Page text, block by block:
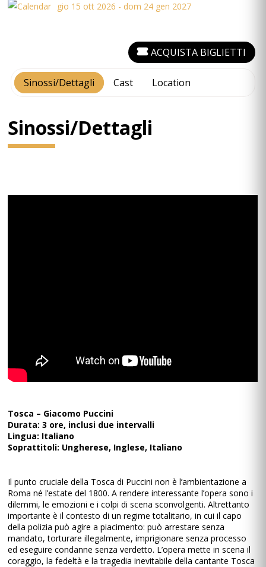
gio 15 ott 2026 - dom 24 gen 2027
Sinossi/Dettagli Cast Location
ACQUISTA BIGLIETTI
Sinossi/Dettagli
Tosca – Giacomo Puccini
Durata: 3 ore, inclusi due intervalli
Lingua: Italiano
Soprattitoli: Ungherese, Inglese, Italiano
Il punto cruciale della Tosca di Puccini non è l’ambientazione a
Roma né l’estate del 1800. A rendere interessante l’opera sono i
dilemmi, le emozioni e i colpi di scena sconvolgenti. Altrettanto
importante è il contesto di un regime totalitario, in cui il capo
della polizia può agire a piacimento: può arrestare senza
mandato, torturare illegalmente, imprigionare senza processo
ed eseguire condanne senza verdetto. L’opera mette in scena il
coraggio, la fedeltà e la tragedia inevitabile della cantante Tosca